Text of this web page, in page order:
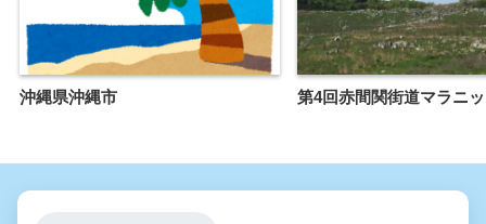
沖縄県沖縄市 第4回赤間関街道マラニ